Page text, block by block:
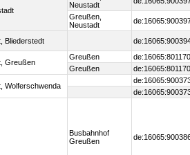
Neustadt
Greußen,
Neustadt
Bliederstedt
Greußen
Greußen
Greußen
Wolferschwenda
Busbahnhof
Greußen